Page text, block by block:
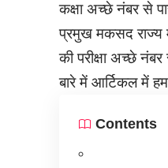
कक्षा अच्छे नंबर से
प्रमुख मकसद राज्य
की परीक्षा अच्छे
बारे में आर्टिकल में
Contents